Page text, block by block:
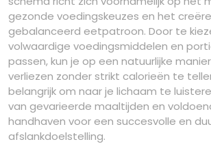
gezonde voedingskeuzes en het
gebalanceerd eetpatroon. Door te
volwaardige voedingsmiddelen en
passen, kun je op een natuurlijke
verliezen zonder strikt calorieën te
belangrijk om naar je lichaam te
van gevarieerde maaltijden en
handhaven voor een succesvolle en
afslankdoelstelling.